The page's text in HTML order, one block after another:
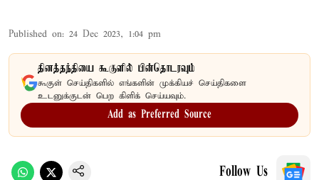
Published on: 24 Dec 2023, 1:04 pm
தினத்தந்தியை கூகுளில் பின்தொடரவும்
கூகுள் செய்திகளில் எங்களின் முக்கியச் செய்திகளை
உடனுக்குடன் பெற கிளிக் செய்யவும்.
Add as Preferred Source
Follow Us